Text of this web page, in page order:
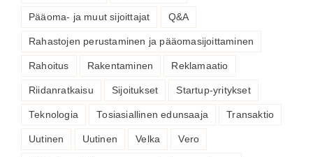
Pääoma- ja muut sijoittajat Q&A
Rahastojen perustaminen ja pääomasijoittaminen
Rahoitus Rakentaminen Reklamaatio
Riidanratkaisu Sijoitukset Startup-yritykset
Teknologia Tosiasiallinen edunsaaja Transaktio
Uutinen Uutinen Velka Vero